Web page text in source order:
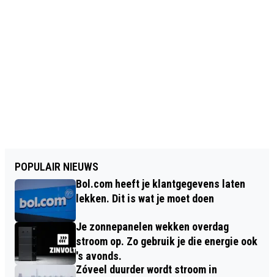
POPULAIR NIEUWS
Bol.com heeft je klantgegevens laten
lekken. Dit is wat je moet doen
Je zonnepanelen wekken overdag
stroom op. Zo gebruik je die energie ook
's avonds.
Zóveel duurder wordt stroom in